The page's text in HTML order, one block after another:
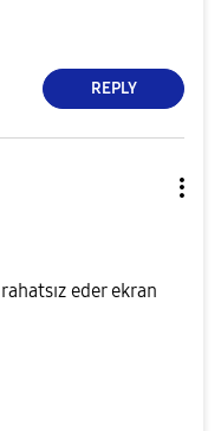
REPLY
eder ekran